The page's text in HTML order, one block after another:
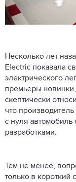
Несколько лет
Electric показала
электрического
премьеры
скептически
что
с нуля
разработками.
Тем не менее,
только в короткий